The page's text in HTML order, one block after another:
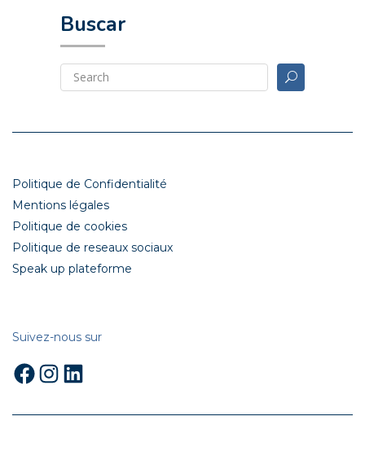
Buscar
Politique de Confidentialité
Mentions légales
Politique de cookies
Politique de reseaux sociaux
Speak up plateforme
Suivez-nous sur
Facebook
Instagram
LinkedIn